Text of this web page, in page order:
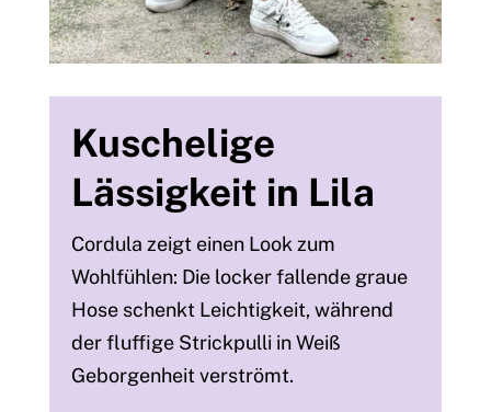
Kuschelige
Lässigkeit in Lila
Cordula zeigt einen Look zum
Wohlfühlen: Die locker fallende graue
Hose schenkt Leichtigkeit, während
der fluffige Strickpulli in Weiß
Geborgenheit verströmt.